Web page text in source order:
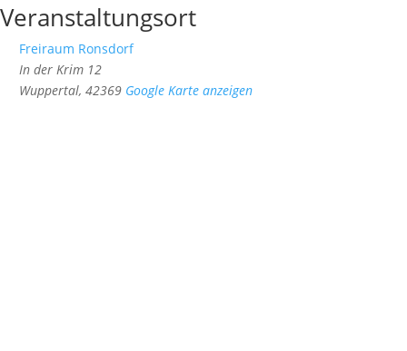
Veranstaltungsort
Freiraum Ronsdorf
In der Krim 12
Wuppertal, 42369 Google Karte anzeigen